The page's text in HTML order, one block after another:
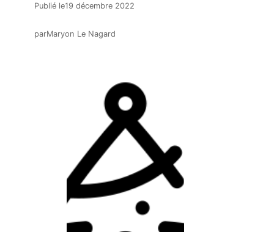
Publié le19 décembre 2022
parMaryon Le Nagard